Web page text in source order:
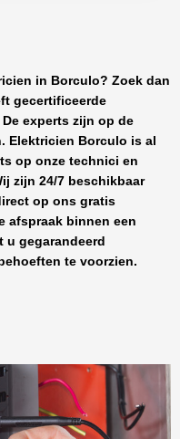
in Borculo? Zoek dan
gecertificeerde
experts zijn op de
Elektricien Borculo is al
op onze technici en
zijn 24/7 beschikbaar
op ons gratis
afspraak binnen een
u gegarandeerd
te voorzien.